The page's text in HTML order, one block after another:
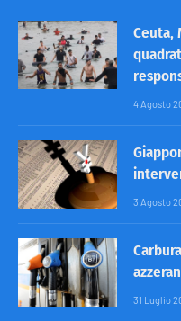
Ceuta,
4 Agosto
3 Agosto
31 Luglio